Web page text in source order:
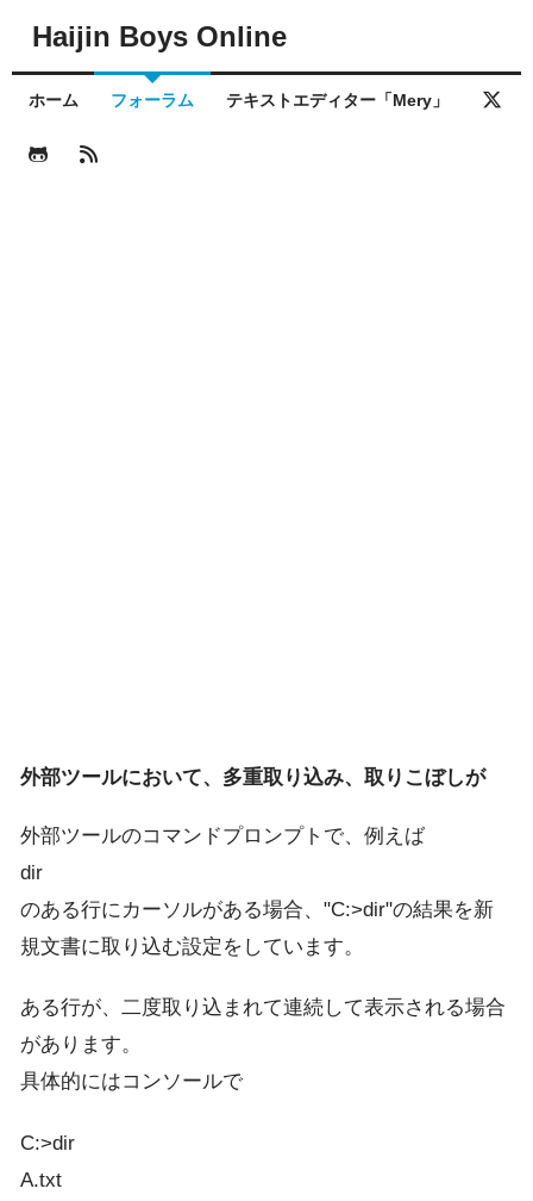
Haijin Boys Online
ホーム フォーラム テキストエディター「Mery」
外部ツールにおいて、多重取り込み、取りこぼしが
外部ツールのコマンドプロンプトで、例えば
dir
のある行にカーソルがある場合、"C:>dir"の結果を新
規文書に取り込む設定をしています。
ある行が、二度取り込まれて連続して表示される場合
があります。
具体的にはコンソールで
C:>dir
A.txt